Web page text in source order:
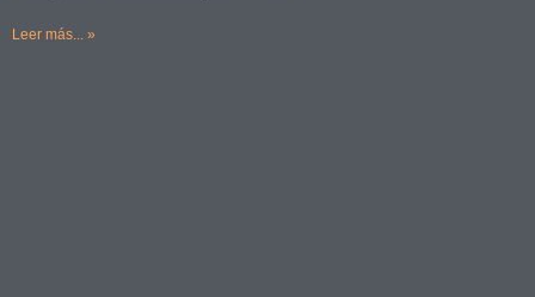
Leer más... »